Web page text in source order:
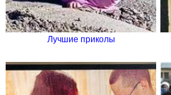
Лучшие приколы